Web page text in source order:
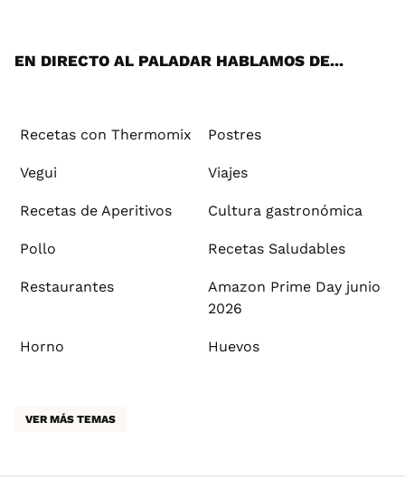
EN DIRECTO AL PALADAR HABLAMOS DE...
Recetas con Thermomix Postres
Vegui Viajes
Recetas de Aperitivos Cultura gastronómica
Pollo Recetas Saludables
Restaurantes
Amazon Prime Day junio
2026
Horno Huevos
VER MÁS TEMAS